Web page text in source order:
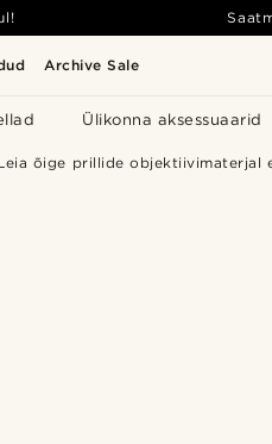
Archive Sale
Ülikonna aksessuaarid
õige prillide objektiivimaterjal